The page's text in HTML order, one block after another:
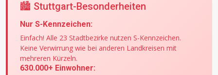
🏙️ Stuttgart-Besonderheiten
Nur S-Kennzeichen:
Einfach! Alle 23 Stadtbezirke nutzen S-Kennzeichen.
Keine Verwirrung wie bei anderen Landkreisen mit
mehreren Kürzeln.
630.000+ Einwohner: